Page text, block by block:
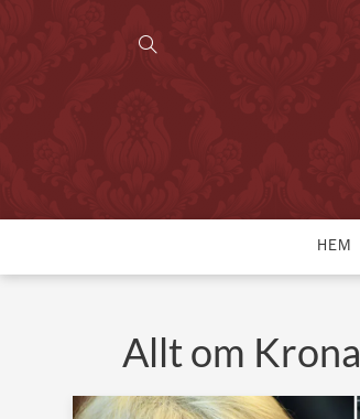
HEM
Allt om Krona